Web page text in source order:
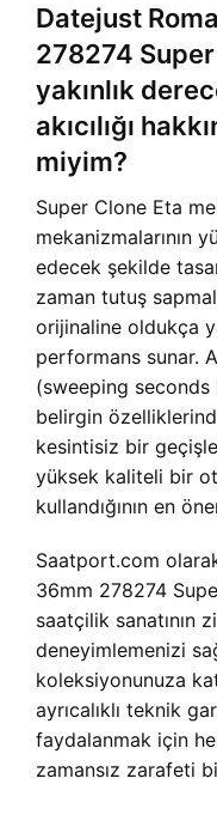
Datejust
278274
yakınlık
akıcılığı
miyim?
Super Clone Eta
mekanizmalarının
edecek şekilde
zaman tutuş
orijinaline oldukça
performans sunar.
(sweeping seconds
belirgin
kesintisiz bir
yüksek kaliteli bir
kullandığının en
Saatport.com
36mm 278274
saatçilik sanatının
deneyimlemenizi
koleksiyonunuza
ayrıcalıklı teknik
faydalanmak için
zamansız zarafeti